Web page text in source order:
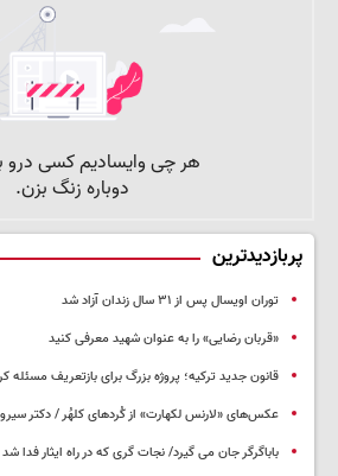
پربازدیدترین
توران اویسال پس از ۳۱ سال زندان آزاد شد
«قربان رضایی» را به عنوان شهید معرفی کنید
قانون جدید ترکیه؛ پروژه بزرگ‌ برای بازتعریف مسئله
عکس‌های «لارنس لکهارت» از کُردهای کلهُر / دکتر
باباگرگر جان می گیرد/ نجات گری که در راه ایثار فدا شد